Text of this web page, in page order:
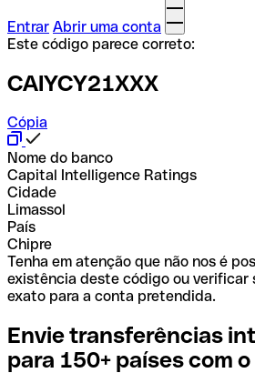
Entrar Abrir uma conta
Este código parece correto:
CAIYCY21XXX
Cópia
Nome do banco
Capital Intelligence Ratings
Cidade
Limassol
País
Chipre
Tenha em atenção que não nos é
existência deste código ou verificar
exato para a conta pretendida.
Envie transferências
para 150+ países com